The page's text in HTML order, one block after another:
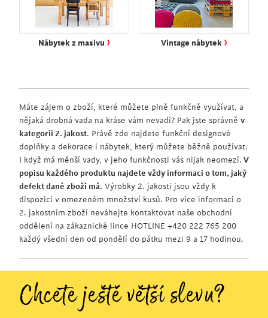
Nábytek z masivu › Vintage nábytek ›
Máte zájem o zboží, které můžete plně funkčně využívat, a
nějaká drobná vada na kráse vám nevadí? Pak jste správně v
kategorii 2. jakost. Právě zde najdete funkční designové
doplňky a dekorace i nábytek, který můžete běžně používat.
I když má měnší vady, v jeho funkčnosti vás nijak neomezí. V
popisu každého produktu najdete vždy informaci o tom, jaký
defekt dané zboží má. Výrobky 2. jakosti jsou vždy k
dispozici v omezeném množství kusů. Pro více informací o
2. jakostním zboží neváhejte kontaktovat naše obchodní
oddělení na zákaznické lince HOTLINE +420 222 765 200
každý všední den od pondělí do pátku mezi 9 a 17 hodinou.
Chcete ještě větší slevu?